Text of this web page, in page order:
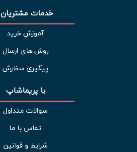
خدمات مشتریان
آموزش خرید
روش های ارسال
پیگیری سفارش
با پریماشاپ
سوالات متداول
تماس با ما
شرایط و قوانین